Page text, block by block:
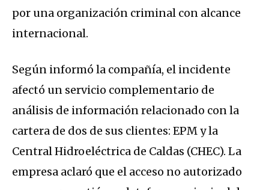
por una organización criminal con alcance
internacional.
Según informó la compañía, el incidente
afectó un servicio complementario de
análisis de información relacionado con la
cartera de dos de sus clientes: EPM y la
Central Hidroeléctrica de Caldas (CHEC). La
empresa aclaró que el acceso no autorizado